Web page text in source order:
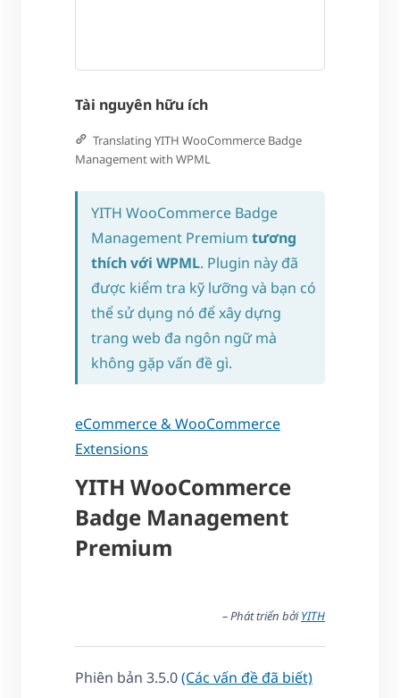
Tài nguyên hữu ích
Translating YITH WooCommerce Badge
Management with WPML
YITH WooCommerce Badge
Management Premium tương
thích với WPML. Plugin này đã
được kiểm tra kỹ lưỡng và bạn có
thể sử dụng nó để xây dựng
trang web đa ngôn ngữ mà
không gặp vấn đề gì.
eCommerce & WooCommerce
Extensions
YITH WooCommerce
Badge Management
Premium
– Phát triển bởiYITH
Phiên bản 3.5.0(Các vấn đề đã biết)